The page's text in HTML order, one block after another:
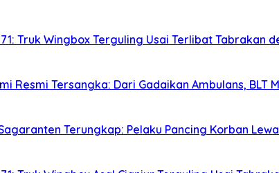
Truk Wingbox Terguling Usai Terlibat Tabrakan
Resmi Tersangka: Dari Gadaikan Ambulans, BLT
Terungkap: Pelaku Pancing Korban